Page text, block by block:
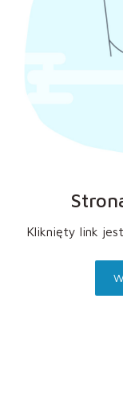
Kliknięty link